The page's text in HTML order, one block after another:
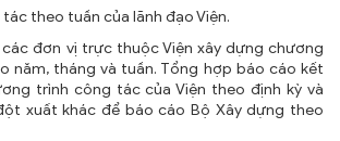
tác theo tuần của lãnh đạo Viện.
các đơn vị trực thuộc Viện xây dựng chương
năm, tháng và tuần. Tổng hợp báo cáo kết
trình công tác của Viện theo định kỳ và
xuất khác để báo cáo Bộ Xây dựng theo